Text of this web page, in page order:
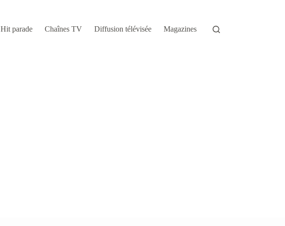
Hit parade Chaînes TV Diffusion télévisée Magazines